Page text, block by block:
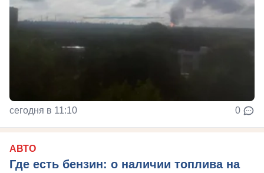
сегодня в 11:10 0
АВТО
Где есть бензин: о наличии топлива на